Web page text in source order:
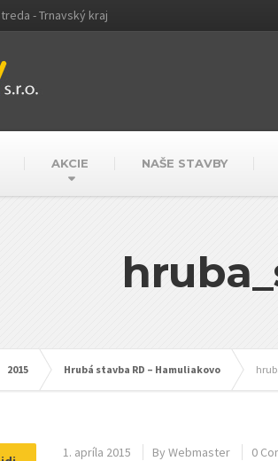
- Trnavský kraj
AKCIE NAŠE STAVBY
2015 Hrubá stavba RD – Hamuliakovo
1. apríla 2015 By Webmaster 0